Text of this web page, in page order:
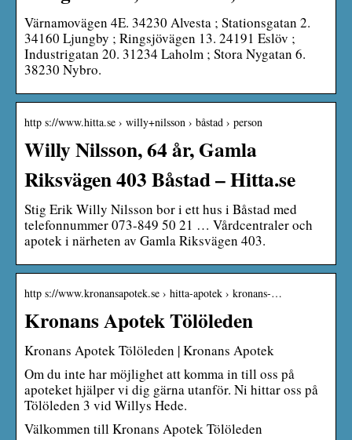
Värnamovägen 4E. 34230 Alvesta ; Stationsgatan 2.
34160 Ljungby ; Ringsjövägen 13. 24191 Eslöv ;
Industrigatan 20. 31234 Laholm ; Stora Nygatan 6.
38230 Nybro.
http s://www.hitta.se › willy+nilsson › båstad › person
Willy Nilsson, 64 år, Gamla
Riksvägen 403 Båstad – Hitta.se
Stig Erik Willy Nilsson bor i ett hus i Båstad med
telefonnummer 073-849 50 21 … Vårdcentraler och
apotek i närheten av Gamla Riksvägen 403.
http s://www.kronansapotek.se › hitta-apotek › kronans-…
Kronans Apotek Tölöleden
Kronans Apotek Tölöleden | Kronans Apotek
Om du inte har möjlighet att komma in till oss på
apoteket hjälper vi dig gärna utanför. Ni hittar oss på
Tölöleden 3 vid Willys Hede.
Välkommen till Kronans Apotek Tölöleden